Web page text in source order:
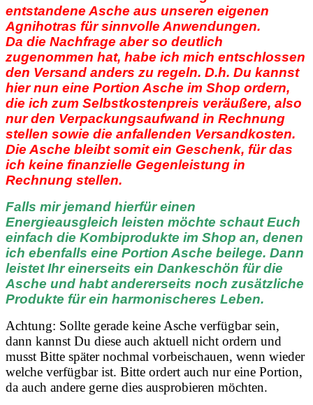
entstandene Asche aus unseren eigenen
Agnihotras für sinnvolle Anwendungen.
Da die Nachfrage aber so deutlich
zugenommen hat, habe ich mich entschlossen
den Versand anders zu regeln. D.h. Du kannst
hier nun eine Portion Asche im Shop ordern,
die ich zum Selbstkostenpreis veräußere, also
nur den Verpackungsaufwand in Rechnung
stellen sowie die anfallenden Versandkosten.
Die Asche bleibt somit ein Geschenk, für das
ich keine finanzielle Gegenleistung in
Rechnung stellen.
Falls mir jemand hierfür einen
Energieausgleich leisten möchte schaut Euch
einfach die Kombiprodukte im Shop an, denen
ich ebenfalls eine Portion Asche beilege. Dann
leistet Ihr einerseits ein Dankeschön für die
Asche und habt andererseits noch zusätzliche
Produkte für ein harmonischeres Leben.
Achtung: Sollte gerade keine Asche verfügbar sein,
dann kannst Du diese auch aktuell nicht ordern und
musst Bitte später nochmal vorbeischauen, wenn wieder
welche verfügbar ist. Bitte ordert auch nur eine Portion,
da auch andere gerne dies ausprobieren möchten.